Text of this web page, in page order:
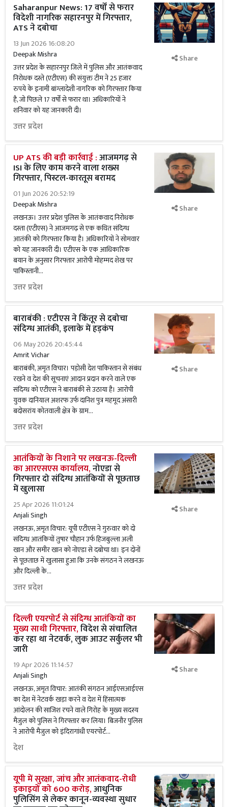
Saharanpur News: 17 वर्षों से फरार
विदेशी नागरिक सहारनपुर में गिरफ्तार,
ATS ने दबोचा
13 Jun 2026 16:08:20
Deepak Mishra
उत्तर प्रदेश के सहारनपुर जिले में पुलिस और आतंकवाद
निरोधक दस्ते (एटीएस) की संयुक्त टीम ने 25 हजार
रुपये के इनामी बांग्लादेशी नागरिक को गिरफ्तार किया
है, जो पिछले 17 वर्षों से फरार था। अधिकारियों ने
शनिवार को यह जानकारी दी।
उत्तर प्रदेश
Share
UP ATS की बड़ी कार्रवाई :आजमगढ़ से
ISI के लिए काम करने वाला शख्स
गिरफ्तार, पिस्टल-कारतूस बरामद
01 Jun 2026 20:52:19
Deepak Mishra
लखनऊ। उत्तर प्रदेश पुलिस के आतंकवाद निरोधक
दस्ता (एटीएस) ने आजमगढ़ से एक कथित संदिग्ध
आतंकी को गिरफ्तार किया है। अधिकारियों ने सोमवार
को यह जानकारी दी। एटीएस के एक आधिकारिक
बयान के अनुसार गिरफ्तार आरोपी मोहम्मद शेख पर
पाकिस्तानी...
उत्तर प्रदेश
Share
बाराबंकी : एटीएस ने किंतूर से दबोचा
संदिग्ध आतंकी, इलाके में हड़कंप
06 May 2026 20:45:44
Amrit Vichar
बाराबंकी, अमृत विचार। पड़ोसी देश पाकिस्तान से संबंध
रखने व देश की सूचनाएं आदान प्रदान करने वाले एक
संदिग्ध को एटीएस ने बाराबंकी से उठाया है। आरोपी
युवक दानियाल अशरफ उर्फ दानिश पुत्र महमूद अंसारी
बदोसरांय कोतवाली क्षेत्र के ग्राम...
उत्तर प्रदेश
Share
आतंकियों के निशाने पर लखनऊ-दिल्ली
का आरएसएस कार्यालय,नोएडा से
गिरफ्तार दो संदिग्ध आतंकियों से पूछताछ
में खुलासा
25 Apr 2026 11:01:24
Anjali Singh
लखनऊ, अमृत विचार: यूपी एटीएस ने गुरुवार को दो
संदिग्ध आतंकियों तुषार चौहान उर्फ हिजबुल्ला अली
खान और समीर खान को नोएडा से दबोचा था। इन दोनों
से पूछताछ में खुलासा हुआ कि उनके संगठन ने लखनऊ
और दिल्ली के...
उत्तर प्रदेश
Share
दिल्ली एयरपोर्ट से संदिग्ध आतंकियों का
मुख्य साथी गिरफ्तार,विदेश से संचालित
कर रहा था नेटवर्क, लुक आउट सर्कुलर भी
जारी
19 Apr 2026 11:14:57
Anjali Singh
लखनऊ, अमृत विचार: आतंकी संगठन आईएसआईएस
का देश में नेटवर्क खड़ा करने व देश में हिंसात्मक
आंदोलन की साजिश रचने वाले गिरोह के मुख्य सदस्य
मैजुल को पुलिस ने गिरफ्तार कर लिया। बिजनौर पुलिस
ने आरोपी मैजुल को इंदिरागांधी एयरपोर्ट...
देश
Share
यूपी में सुरक्षा, जांच और आतंकवाद-रोधी
इकाइयों को 600 करोड़,आधुनिक
पुलिसिंग से लेकर कानून-व्यवस्था सुधार